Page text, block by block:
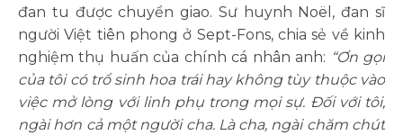
đan tu được chuyển giao. Sư huynh Noël, đan sĩ
người Việt tiên phong ở Sept-Fons, chia sẻ về kinh
nghiệm thụ huấn của chính cá nhân anh: “Ơn gọi
của tôi có trổ sinh hoa trái hay không tùy thuộc vào
việc mở lòng với linh phụ trong mọi sự. Đối với tôi,
ngài hơn cả một người cha. Là cha, ngài chăm chút